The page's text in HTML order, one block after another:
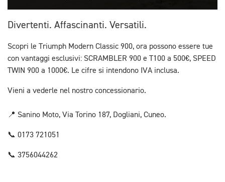
Divertenti. Affascinanti. Versatili.
Scopri le Triumph Modern Classic 900, ora possono essere tue
con vantaggi esclusivi: SCRAMBLER 900 e T100 a 500€, SPEED
TWIN 900 a 1000€. Le cifre si intendono IVA inclusa.
Vieni a vederle nel nostro concessionario.
📍 Sanino Moto, Via Torino 187, Dogliani, Cuneo.
📞 0173 721051
📞 3756044262